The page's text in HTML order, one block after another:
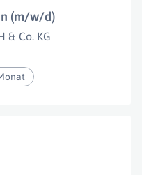
(m/w/d)
& Co. KG